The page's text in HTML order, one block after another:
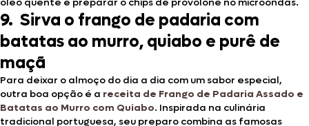
9. Sirva o frango de padaria com
batatas ao murro, quiabo e purê de
maçã
Para deixar o almoço do dia a dia com um sabor especial,
outra boa opção é a receita de Frango de Padaria Assado e
Batatas ao Murro com Quiabo. Inspirada na culinária
tradicional portuguesa, seu preparo combina as famosas